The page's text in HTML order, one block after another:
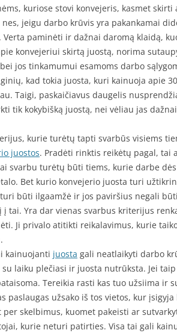
kuriose stovi konvejeris, kasmet skirti
jeigu darbo krūvis yra pakankamai
paminėti ir dažnai daromą klaidą,
konvejeriui skirtą juostą, norima
jos tinkamumui esamoms darbo
kad tokia juosta, kuri kainuoja apie
Taigi, paskaičiavus daugelis
tik kokybišką juostą, nei vėliau jas
kurie turėtų tapti svarbūs visiems
juostos. Pradėti rinktis reikėtų pagal, tai
svarbu turėtų būti tiems, kurie darbe
Bet kurio konvejerio juosta turi
būti ilgaamžė ir jos paviršius negali
tai. Yra dar vienas svarbus kriterijus
Ji privalo atitikti reikalavimus, kurie
kainuojanti juosta gali neatlaikyti darbo
laiku plečiasi ir juosta nutrūksta. Jei
Tereikia rasti kas tuo užsiima ir
paslaugas užsako iš tos vietos, kur
skelbimus, kuomet pakeisti ar
kurie neturi patirties. Visa tai gali